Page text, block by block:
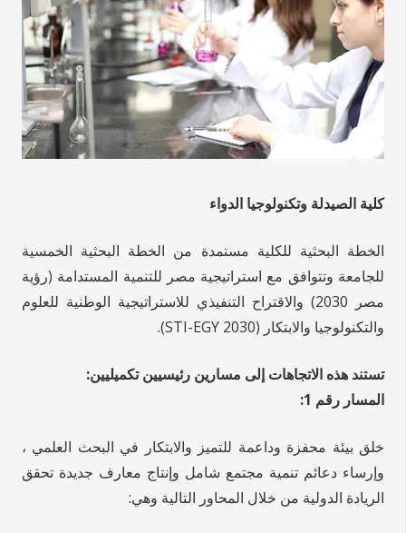
كلية الصيدلة وتكنولوجيا الدواء
الخطة البحثية للكلية مستمدة من الخطة البحثية الخمسية
للجامعة وتتوافق مع استراتيجية مصر للتنمية المستدامة (رؤية
مصر 2030) والاقتراح التنفيذي للاستراتيجية الوطنية للعلوم
والتكنولوجيا والابتكار (STI-EGY 2030).
تستند هذه الاتجاهات إلى مسارين رئيسيين تكميليين:
المسار رقم 1:
خلق بيئة محفزة وداعمة للتميز والابتكار في البحث العلمي ،
وإرساء دعائم تنمية مجتمع شامل وإنتاج معارف جديدة تحقق
الريادة الدولية من خلال المحاور التالية وهي: